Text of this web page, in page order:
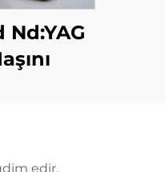
edir.